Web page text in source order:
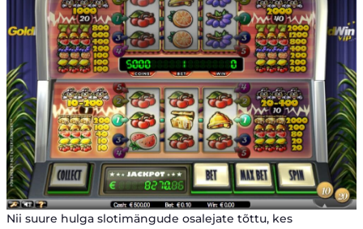
Nii suure hulga slotimängude osalejate tõttu, kes